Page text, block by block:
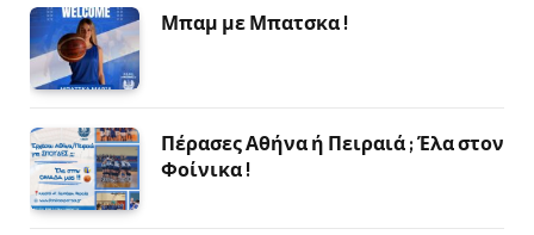
Μπαμ με Μπατσκα !
Πέρασες Αθήνα ή Πειραιά ; Έλα στον
Φοίνικα !